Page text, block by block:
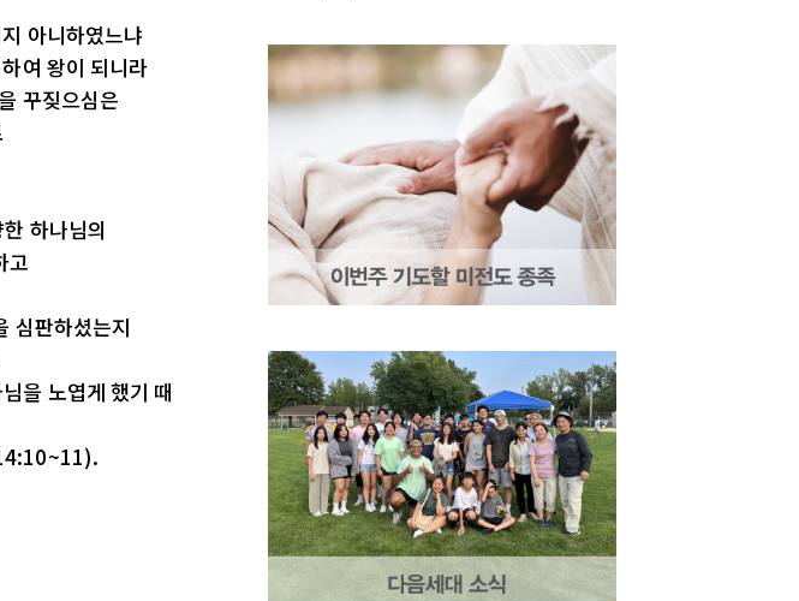
아니하였느냐
여 왕이 되니라
꾸짖으심은
하나님의
고
심판하셨는지
을 노엽게 했기 때